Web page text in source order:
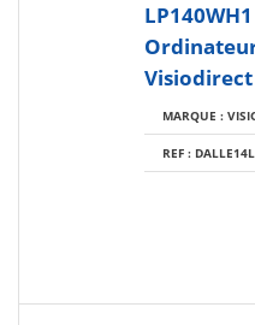
Visiodirect
MARQUE :
REF :